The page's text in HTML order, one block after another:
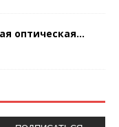
оптическая...